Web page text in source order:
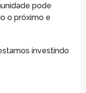
pode
o próximo e
investindo